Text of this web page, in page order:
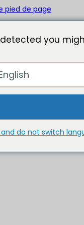
pied de page
you
and do not switch